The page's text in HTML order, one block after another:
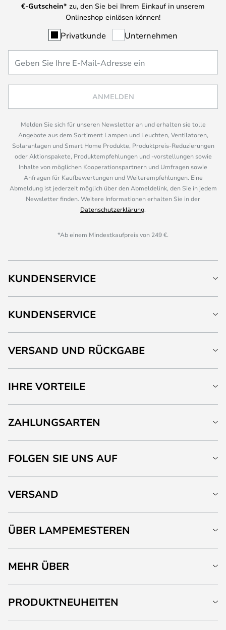
€-Gutschein* zu, den Sie bei Ihrem Einkauf in unserem
Onlineshop einlösen können!
Privatkunde Unternehmen
ANMELDEN
Melden Sie sich für unseren Newsletter an und erhalten sie tolle
Angebote aus dem Sortiment Lampen und Leuchten, Ventilatoren,
Solaranlagen und Smart Home Produkte, Produktpreis-Reduzierungen
oder Aktionspakete, Produktempfehlungen und -vorstellungen sowie
Inhalte von möglichen Kooperationspartnern und Umfragen sowie
Anfragen für Kaufbewertungen und Weiterempfehlungen. Eine
Abmeldung ist jederzeit möglich über den Abmeldelink, den Sie in jedem
Newsletter finden. Weitere Informationen erhalten Sie in der
Datenschutzerklärung.
*Ab einem Mindestkaufpreis von 249 €.
KUNDENSERVICE
KUNDENSERVICE
VERSAND UND RÜCKGABE
IHRE VORTEILE
ZAHLUNGSARTEN
FOLGEN SIE UNS AUF
VERSAND
ÜBER LAMPEMESTEREN
MEHR ÜBER
PRODUKTNEUHEITEN